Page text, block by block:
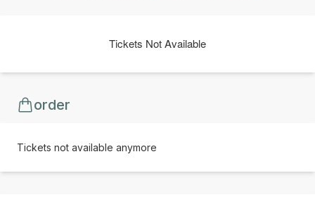
Tickets Not Available
order
Tickets not available anymore